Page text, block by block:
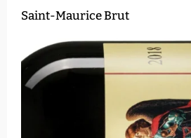
Saint-Maurice Brut